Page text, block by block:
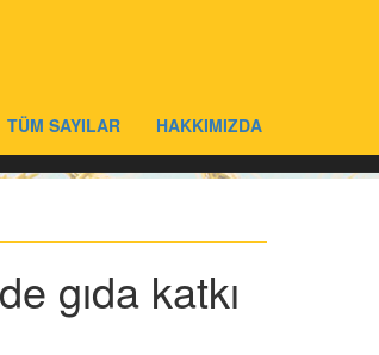
TÜM SAYILAR HAKKIMIZDA
gıda katkı